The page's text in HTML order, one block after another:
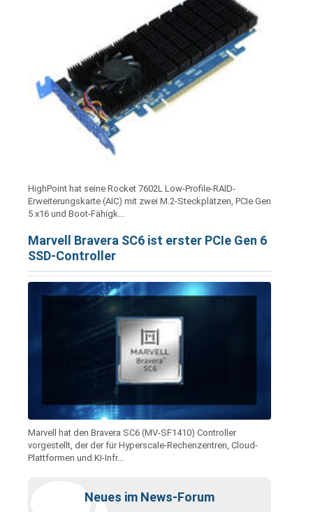
HighPoint hat seine Rocket 7602L Low-Profile-RAID-
Erweiterungskarte (AIC) mit zwei M.2-Steckplätzen, PCIe Gen
5 x16 und Boot-Fähigk...
Marvell Bravera SC6 ist erster PCIe Gen 6
SSD-Controller
Marvell hat den Bravera SC6 (MV-SF1410) Controller
vorgestellt, der der für Hyperscale-Rechenzentren, Cloud-
Plattformen und KI-Infr...
Neues im News-Forum